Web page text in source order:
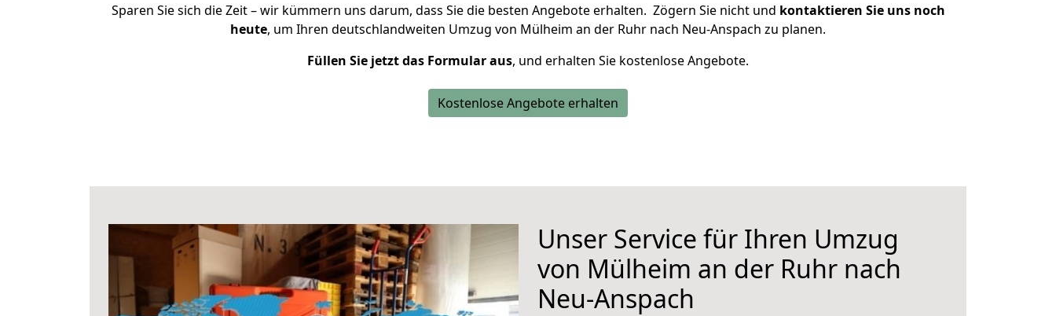
Sparen Sie sich die Zeit – wir kümmern uns darum, dass Sie die besten Angebote erhalten. Zögern Sie nicht und kontaktieren Sie uns noch
heute, um Ihren deutschlandweiten Umzug von Mülheim an der Ruhr nach Neu-Anspach zu planen.
Füllen Sie jetzt das Formular aus, und erhalten Sie kostenlose Angebote.
Kostenlose Angebote erhalten
Unser Service für Ihren Umzug
von Mülheim an der Ruhr nach
Neu-Anspach